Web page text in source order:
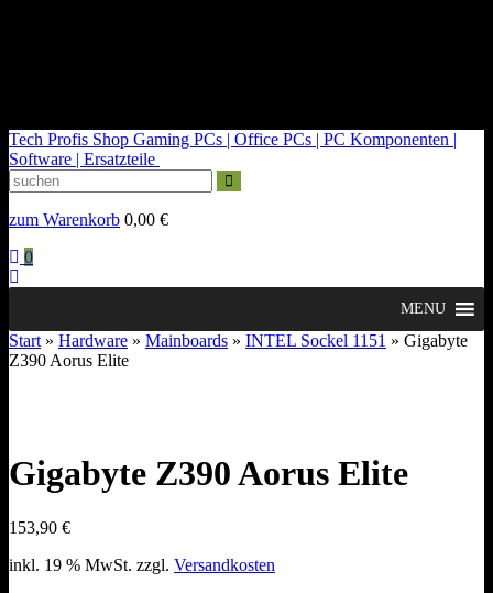
Tech Profis Shop Gaming PCs | Office PCs | PC Komponenten |
Software | Ersatzteile
zum Warenkorb 0,00 €
0
MENU
Start » Hardware » Mainboards » INTEL Sockel 1151 » Gigabyte
Z390 Aorus Elite
Gigabyte Z390 Aorus Elite
153,90 €
inkl. 19 % MwSt. zzgl. Versandkosten